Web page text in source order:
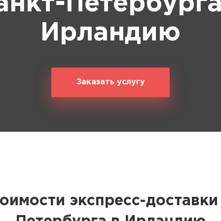
Ирландию
Заказать услугу
экспресс-